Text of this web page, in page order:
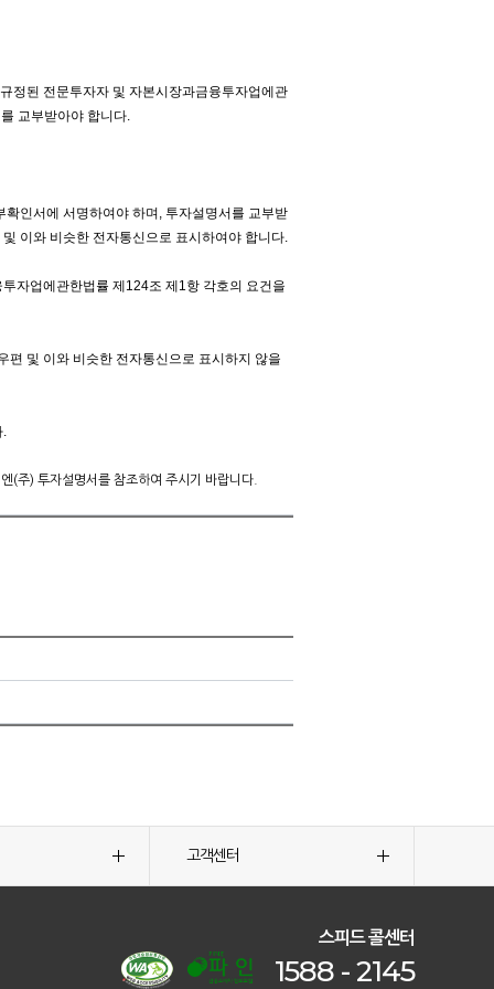
정된 전문투자자 및 자본시장과금융투자업에관
교부받아야 합니다.
인서에 서명하여야 하며, 투자설명서를 교부받
이와 비슷한 전자통신으로 표시하여야 합니다.
자업에관한법률 제124조 제1항 각호의 요건을
및 이와 비슷한 전자통신으로 표시하지 않을
.
(주) 투자설명서를 참조하여 주시기 바랍니다.
고객센터
스피드 콜센터
1588 - 2145